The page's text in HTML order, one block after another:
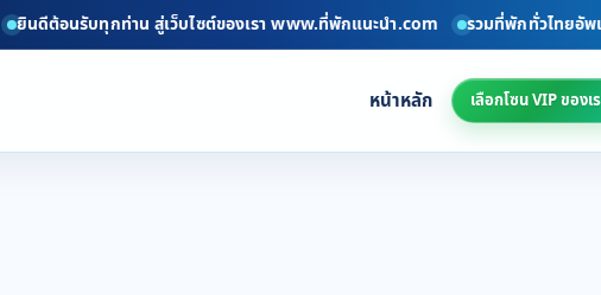
ยินดีต้อนรับทุกท่าน สู่เว็บไซต์ของเรา www.ที่พักแนะนำ.com รวมที่พักทั่วไทยอัพเด
หน้าหลัก เลือกโซน VIP ของเ